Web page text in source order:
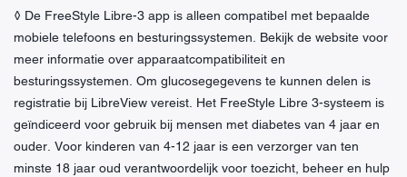
◊ De FreeStyle Libre-3 app is alleen compatibel met bepaalde
mobiele telefoons en besturingssystemen. Bekijk de website voor
meer informatie over apparaatcompatibiliteit en
besturingssystemen. Om glucosegegevens te kunnen delen is
registratie bij LibreView vereist. Het FreeStyle Libre 3-systeem is
geïndiceerd voor gebruik bij mensen met diabetes van 4 jaar en
ouder. Voor kinderen van 4-12 jaar is een verzorger van ten
minste 18 jaar oud verantwoordelijk voor toezicht, beheer en hulp